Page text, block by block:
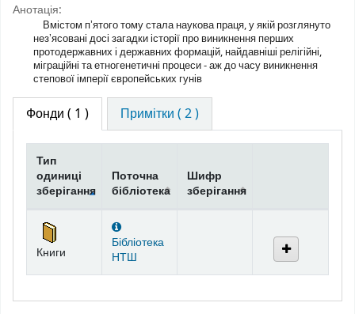
Анотація:
Вмістом пʼятого тому стала наукова праця, у якій розглянуто
незʼясовані досі загадки історії про виникнення перших
протодержавних і державних формацій, найдавніші релігійні,
міграційні та етногенетичні процеси - аж до часу виникнення
степової імперії європейських гунів
Фонди ( 1 ) Примітки ( 2 )
Тип
одиниці
зберігання
Поточна
бібліотека
Шифр
зберігання
Книги
Бібліотека
НТШ